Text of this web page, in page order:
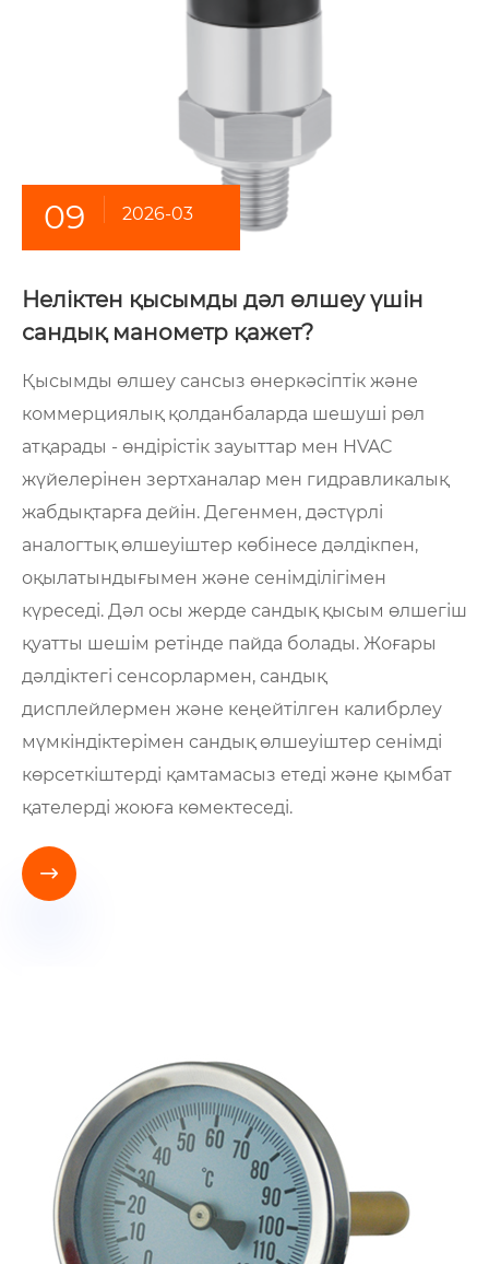
09 2026-03
Неліктен қысымды дәл өлшеу үшін
сандық манометр қажет?
Қысымды өлшеу сансыз өнеркәсіптік және
коммерциялық қолданбаларда шешуші рөл
атқарады - өндірістік зауыттар мен HVAC
жүйелерінен зертханалар мен гидравликалық
жабдықтарға дейін. Дегенмен, дәстүрлі
аналогтық өлшеуіштер көбінесе дәлдікпен,
оқылатындығымен және сенімділігімен
күреседі. Дәл осы жерде сандық қысым өлшегіш
қуатты шешім ретінде пайда болады. Жоғары
дәлдіктегі сенсорлармен, сандық
дисплейлермен және кеңейтілген калибрлеу
мүмкіндіктерімен сандық өлшеуіштер сенімді
көрсеткіштерді қамтамасыз етеді және қымбат
қателерді жоюға көмектеседі.
